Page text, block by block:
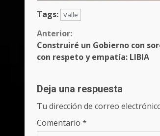
Tags: Valle
Sigue
leyendo
Anterior:
Construiré un Gobierno con
con respeto y empatía: LIBIA
Deja una respuesta
Tu dirección de correo
Comentario *